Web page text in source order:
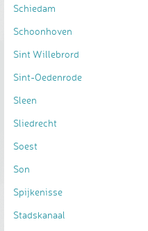
Schiedam
Schoonhoven
Sint Willebrord
Sint-Oedenrode
Sleen
Sliedrecht
Soest
Son
Spijkenisse
Stadskanaal